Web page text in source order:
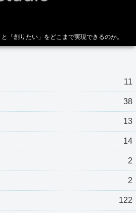
「創りたい」をどこまで実現できるのか。
11
38
13
14
2
2
122